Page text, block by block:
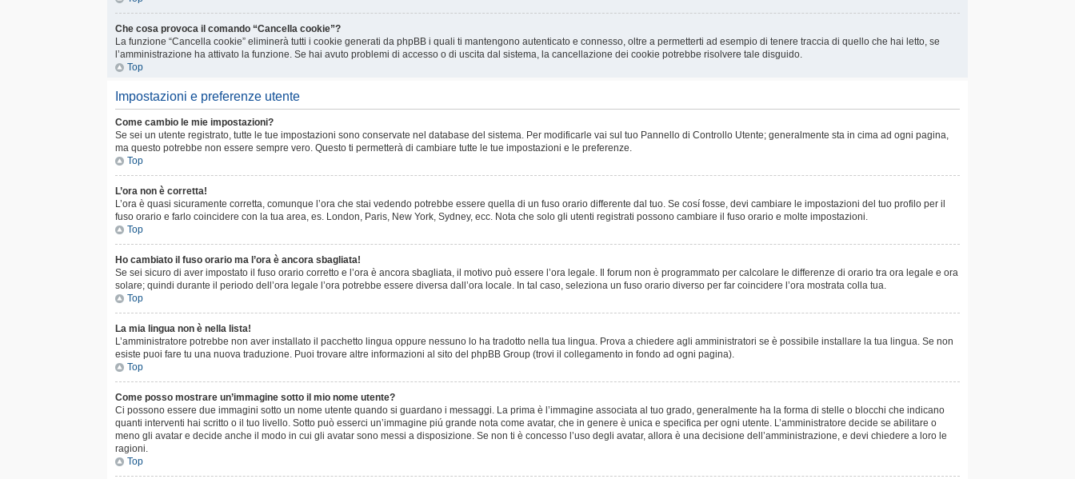
Che cosa provoca il comando “Cancella cookie”?
La funzione “Cancella cookie” eliminerà tutti i cookie generati da phpBB i quali ti mantengono autenticato e connesso, oltre a permetterti ad esempio di tenere traccia di quello che hai letto, se
l’amministrazione ha attivato la funzione. Se hai avuto problemi di accesso o di uscita dal sistema, la cancellazione dei cookie potrebbe risolvere tale disguido.
Top
Impostazioni e preferenze utente
Come cambio le mie impostazioni?
Se sei un utente registrato, tutte le tue impostazioni sono conservate nel database del sistema. Per modificarle vai sul tuo Pannello di Controllo Utente; generalmente sta in cima ad ogni pagina,
ma questo potrebbe non essere sempre vero. Questo ti permetterà di cambiare tutte le tue impostazioni e le preferenze.
Top
L’ora non è corretta!
L’ora è quasi sicuramente corretta, comunque l’ora che stai vedendo potrebbe essere quella di un fuso orario differente dal tuo. Se cosí fosse, devi cambiare le impostazioni del tuo profilo per il
fuso orario e farlo coincidere con la tua area, es. London, Paris, New York, Sydney, ecc. Nota che solo gli utenti registrati possono cambiare il fuso orario e molte impostazioni.
Top
Ho cambiato il fuso orario ma l’ora è ancora sbagliata!
Se sei sicuro di aver impostato il fuso orario corretto e l’ora è ancora sbagliata, il motivo può essere l’ora legale. Il forum non è programmato per calcolare le differenze di orario tra ora legale e ora
solare; quindi durante il periodo dell’ora legale l’ora potrebbe essere diversa dall’ora locale. In tal caso, seleziona un fuso orario diverso per far coincidere l’ora mostrata colla tua.
Top
La mia lingua non è nella lista!
L’amministratore potrebbe non aver installato il pacchetto lingua oppure nessuno lo ha tradotto nella tua lingua. Prova a chiedere agli amministratori se è possibile installare la tua lingua. Se non
esiste puoi fare tu una nuova traduzione. Puoi trovare altre informazioni al sito del phpBB Group (trovi il collegamento in fondo ad ogni pagina).
Top
Come posso mostrare un’immagine sotto il mio nome utente?
Ci possono essere due immagini sotto un nome utente quando si guardano i messaggi. La prima è l’immagine associata al tuo grado, generalmente ha la forma di stelle o blocchi che indicano
quanti interventi hai scritto o il tuo livello. Sotto può esserci un’immagine piú grande nota come avatar, che in genere è unica e specifica per ogni utente. L’amministratore decide se abilitare o
meno gli avatar e decide anche il modo in cui gli avatar sono messi a disposizione. Se non ti è concesso l’uso degli avatar, allora è una decisione dell’amministrazione, e devi chiedere a loro le
ragioni.
Top